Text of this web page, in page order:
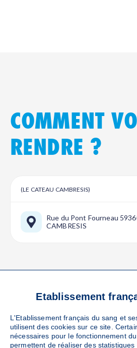
COMMENT
RENDRE ?
(LE CATEAU CAMBRESIS)
Rue du Pont Fourneau
CAMBRESIS
VOS
LOCAUX
Etablissement
L'Etablissement français du sang et
utilisent des cookies sur ce site.
nécessaires pour le fonctionnement
permettent de réaliser des